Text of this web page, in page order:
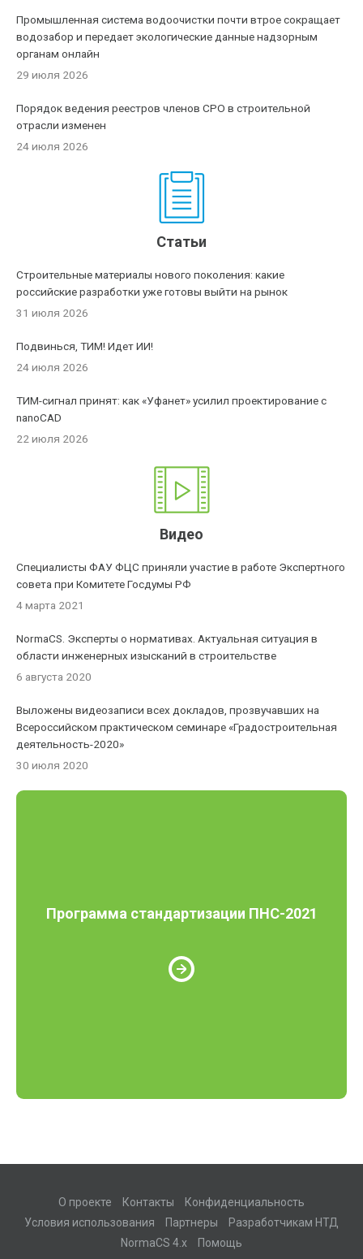
Промышленная система водоочистки почти втрое сокращает
водозабор и передает экологические данные надзорным
органам онлайн
29 июля 2026
Порядок ведения реестров членов СРО в строительной
отрасли изменен
24 июля 2026
Статьи
Строительные материалы нового поколения: какие
российские разработки уже готовы выйти на рынок
31 июля 2026
Подвинься, ТИМ! Идет ИИ!
24 июля 2026
ТИМ-сигнал принят: как «Уфанет» усилил проектирование с
nanoCAD
22 июля 2026
Видео
Специалисты ФАУ ФЦС приняли участие в работе Экспертного
совета при Комитете Госдумы РФ
4 марта 2021
NormaCS. Эксперты о нормативах. Актуальная ситуация в
области инженерных изысканий в строительстве
6 августа 2020
Выложены видеозаписи всех докладов, прозвучавших на
Всероссийском практическом семинаре «Градостроительная
деятельность-2020»
30 июля 2020
Программа стандартизации ПНС-2021
О проекте Контакты
Конфиденциальность
Условия использования
Партнеры
Разработчикам НТД
NormaCS 4.x
Помощь